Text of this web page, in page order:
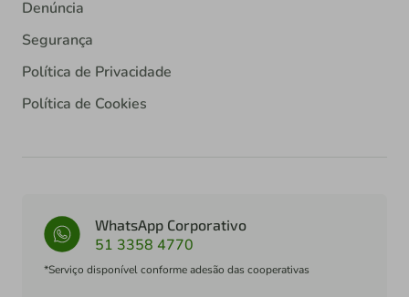
Denúncia
Segurança
Política de Privacidade
Política de Cookies
WhatsApp Corporativo
51 3358 4770
*Serviço disponível conforme adesão das cooperativas